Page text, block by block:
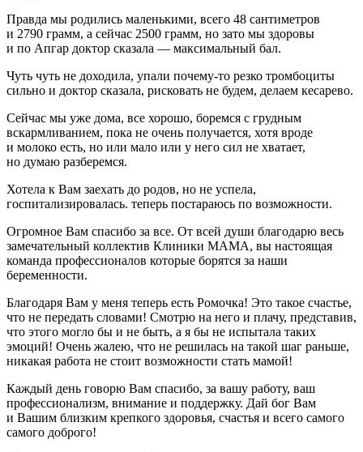
Правда мы родились маленькими, всего 48 сантиметров
и 2790 грамм, а сейчас 2500 грамм, но зато мы здоровы
и по Апгар доктор сказала — максимальный бал.
Чуть чуть не доходила, упали почему-то резко тромбоциты
сильно и доктор сказала, рисковать не будем, делаем кесарево.
Сейчас мы уже дома, все хорошо, боремся с грудным
вскармливанием, пока не очень получается, хотя вроде
и молоко есть, но или мало или у него сил не хватает,
но думаю разберемся.
Хотела к Вам заехать до родов, но не успела,
госпитализировалась. теперь постараюсь по возможности.
Огромное Вам спасибо за все. От всей души благодарю весь
замечательный коллектив Клиники МАМА, вы настоящая
команда профессионалов которые борятся за наши
беременности.
Благодаря Вам у меня теперь есть Ромочка! Это такое счастье,
что не передать словами! Смотрю на него и плачу, представив,
что этого могло бы и не быть, а я бы не испытала таких
эмоций! Очень жалею, что не решилась на такой шаг раньше,
никакая работа не стоит возможности стать мамой!
Каждый день говорю Вам спасибо, за вашу работу, ваш
профессионализм, внимание и поддержку. Дай бог Вам
и Вашим близким крепкого здоровья, счастья и всего самого
самого доброго!